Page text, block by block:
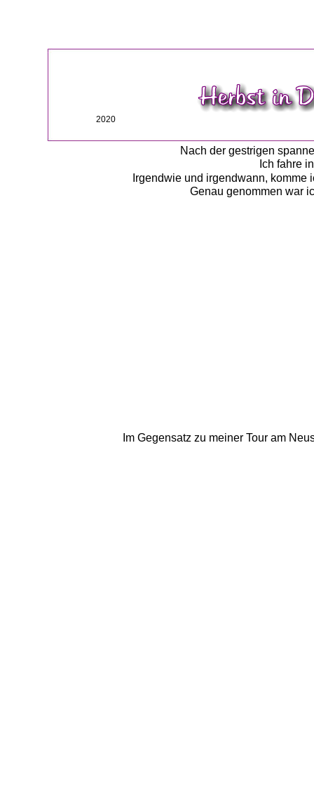
Nach der gestrigen
Ich fahre
Irgendwie und irgendwann,
Genau genommen war
2020
Im Gegensatz zu meiner Tour am